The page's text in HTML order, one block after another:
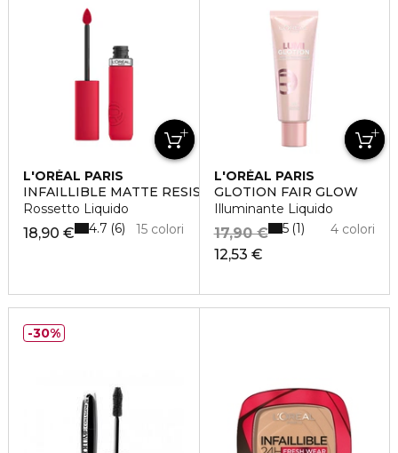
L'ORÉAL PARIS
INFAILLIBLE MATTE RESISTANCE
Rossetto Liquido
18,90 € 15 colori
4.7 6
L'ORÉAL PARIS
GLOTION FAIR GLOW
Illuminante Liquido
12,53 €
17,90 € 4 colori
5 1
30%